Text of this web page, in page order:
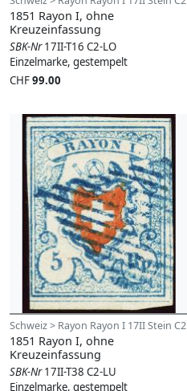
1851 Rayon I, ohne
Kreuzeinfassung
SBK-Nr17II-T16 C2-LO
Einzelmarke, gestempelt
CHF99.00
Schweiz > Rayon Rayon I 17II Stein C2
1851 Rayon I, ohne
Kreuzeinfassung
SBK-Nr17II-T38 C2-LU
Einzelmarke, gestempelt